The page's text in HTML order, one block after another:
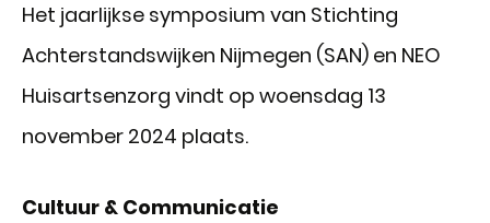
Het jaarlijkse symposium van Stichting
Achterstandswijken Nijmegen (SAN) en NEO
Huisartsenzorg vindt op woensdag 13
november 2024 plaats.
Cultuur & Communicatie